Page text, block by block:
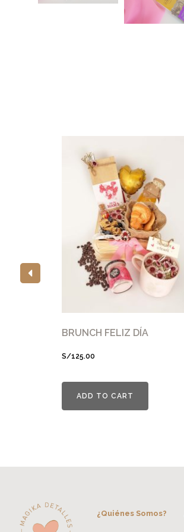
BRUNCH FELIZ DÍA
S/125.00
ADD TO CART
¿Quiénes Somos?